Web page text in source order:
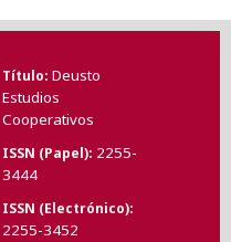
Título Deusto
Estudios
Cooperativos
ISSN (Papel) 2255-
3444
ISSN (Electrónico)
2255-3452